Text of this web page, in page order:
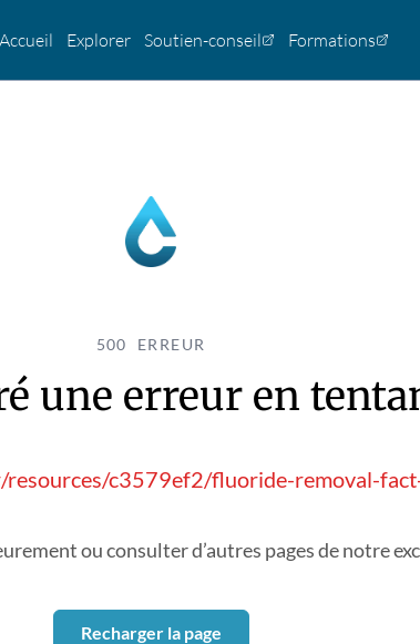
Accueil Explorer Soutien-conseil Formations
500 ERREUR
une erreur en
c3579ef2/fluoride-removal-
ou consulter d’autres pages de notre
Recharger la page